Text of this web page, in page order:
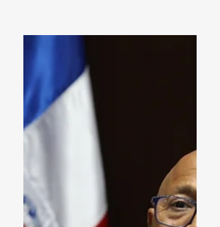
proyecto de ley